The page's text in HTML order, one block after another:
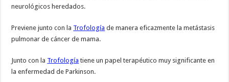
neurológicos heredados.
Previene junto con la Trofología de manera eficazmente la metástasis
pulmonar de cáncer de mama.
Junto con la Trofología tiene un papel terapéutico muy significante en
la enfermedad de Parkinson.